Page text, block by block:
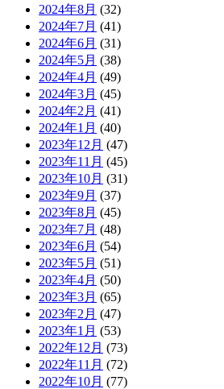
2024年8月 (32)
2024年7月 (41)
2024年6月 (31)
2024年5月 (38)
2024年4月 (49)
2024年3月 (45)
2024年2月 (41)
2024年1月 (40)
2023年12月 (47)
2023年11月 (45)
2023年10月 (31)
2023年9月 (37)
2023年8月 (45)
2023年7月 (48)
2023年6月 (54)
2023年5月 (51)
2023年4月 (50)
2023年3月 (65)
2023年2月 (47)
2023年1月 (53)
2022年12月 (73)
2022年11月 (72)
2022年10月 (77)